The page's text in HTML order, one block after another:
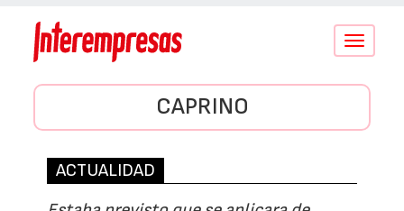
Conmutar
CAPRINO
ACTUALIDAD